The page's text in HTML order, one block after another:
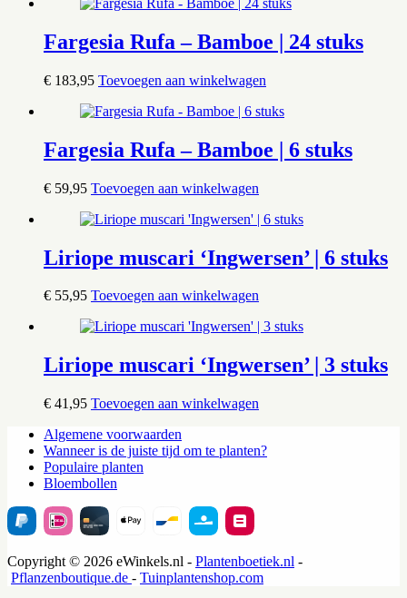
Fargesia Rufa – Bamboe | 24 stuks
€ 183,95 Toevoegen aan winkelwagen
Fargesia Rufa – Bamboe | 6 stuks
€ 59,95 Toevoegen aan winkelwagen
Liriope muscari ‘Ingwersen’ | 6 stuks
€ 55,95 Toevoegen aan winkelwagen
Liriope muscari ‘Ingwersen’ | 3 stuks
€ 41,95 Toevoegen aan winkelwagen
Algemene voorwaarden
Wanneer is de juiste tijd om te planten?
Populaire planten
Bloembollen
Copyright © 2026 eWinkels.nl - Plantenboetiek.nl -
Pflanzenboutique.de - Tuinplantenshop.com